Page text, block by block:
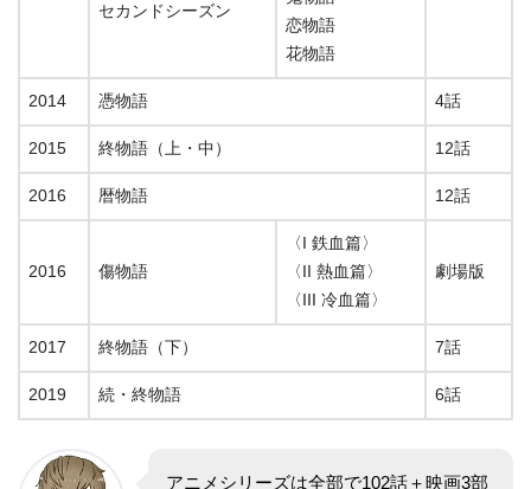
セカンドシーズン
恋物語
花物語
2014 憑物語 4話
2015 終物語（上・中） 12話
2016 暦物語 12話
2016 傷物語
〈I 鉄血篇〉
〈II 熱血篇〉
〈III 冷血篇〉
劇場版
2017 終物語（下） 7話
2019 続・終物語 6話
アニメシリーズは全部で102話＋映画3部